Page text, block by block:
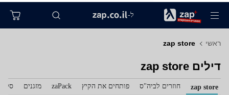
ל-
ראשי zap store
דילים zap store
zap store חוזרים לביה"ס פותחים את הקיץ zaPack מזגנים